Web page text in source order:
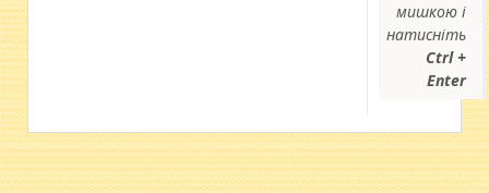
мишкою і
натисніть
Ctrl +
Enter